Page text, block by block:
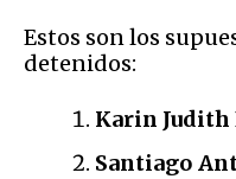
Estos son los
detenidos:
Karin Judith
Santiago